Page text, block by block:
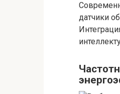
датчики